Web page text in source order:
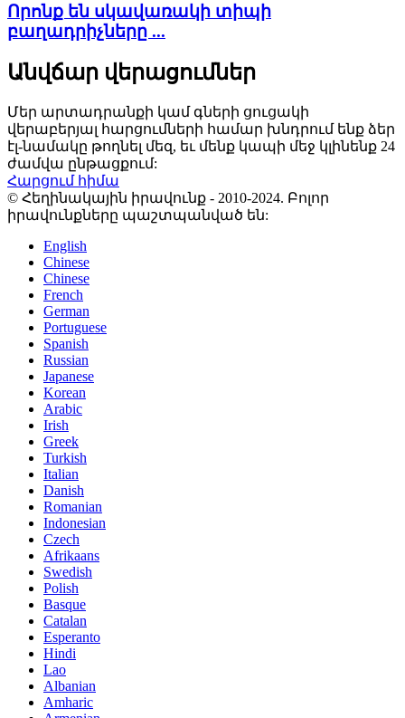
Որոնք են սկավառակի տիպի
բաղադրիչները ...
Անվճար վերացումներ
Մեր արտադրանքի կամ գների ցուցակի
վերաբերյալ հարցումների համար խնդրում ենք ձեր
էլ-նամակը թողնել մեզ, եւ մենք կապի մեջ կլինենք 24
ժամվա ընթացքում:
Հարցում հիմա
© Հեղինակային իրավունք - 2010-2024. Բոլոր
իրավունքները պաշտպանված են:
English
Chinese
Chinese
French
German
Portuguese
Spanish
Russian
Japanese
Korean
Arabic
Irish
Greek
Turkish
Italian
Danish
Romanian
Indonesian
Czech
Afrikaans
Swedish
Polish
Basque
Catalan
Esperanto
Hindi
Lao
Albanian
Amharic